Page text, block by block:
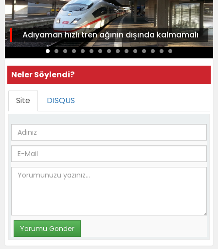
Adıyaman hızlı tren ağının dışında kalmamalı
Neler Söylendi?
Site DISQUS